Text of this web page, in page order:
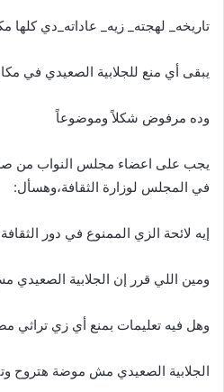
تاريخه_ لهجته_ زيه_ عاداته_دي كلها
يبقى أي منع للجلابية الصعيدي في
وده مرفوض شكلاً وموضوعاً
يجب على اعضاء مجلس النواب من
في المجلس لوزارة الثقافة،وهسأل:
إيه لائحة الزي الممنوع في دور
ومين اللي قرر إن الجلابية الصعيدي
وهل فيه تعليمات بمنع أي زي تراثي
الجلابية الصعيدي مش موضة هتروح